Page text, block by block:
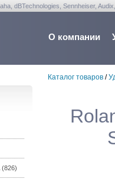
dBTechnologies, Sennheiser,
О компании
Каталог товаров/